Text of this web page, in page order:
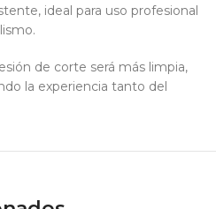
ideal para uso profesional
de corte será más limpia,
la experiencia tanto del